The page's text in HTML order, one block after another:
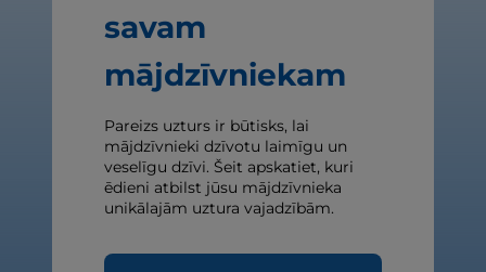
savam
mājdzīvniekam
Pareizs uzturs ir būtisks, lai
mājdzīvnieki dzīvotu laimīgu un
veselīgu dzīvi. Šeit apskatiet, kuri
ēdieni atbilst jūsu mājdzīvnieka
unikālajām uztura vajadzībām.